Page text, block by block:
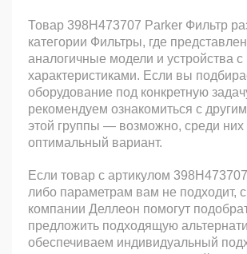
Товар 398H473707 Parker Фильтр
категории Фильтры, где
аналогичные модели и устройства
характеристиками. Если вы
оборудование под конкретную
рекомендуем ознакомиться с
этой группы — возможно, среди них
оптимальный вариант.
Если товар с артикулом
либо параметрам вам не подходит,
компании Деллеон помогут
предложить подходящую
обеспечиваем индивидуальный